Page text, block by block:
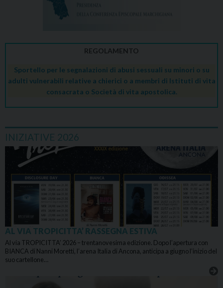
REGOLAMENTO
Sportello per le segnalazioni di abusi sessuali su minori o su
adulti vulnerabili relative a chierici o a membri di Istituti di vita
consacrata o Società di vita apostolica.
INIZIATIVE 2026
AL VIA TROPICITTA’ RASSEGNA ESTIVA
Al via TROPICITTA’ 2026 – trentanovesima edizione. Dopo l’apertura con
BIANCA di Nanni Moretti, l’arena Italia di Ancona, anticipa a giugno l’inizio del
suo cartellone…